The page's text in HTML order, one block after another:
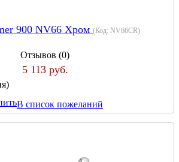
900 NV66 Хром (Код: NV66CR)
Отзывов (0)
5 113 руб.
В список пожеланий